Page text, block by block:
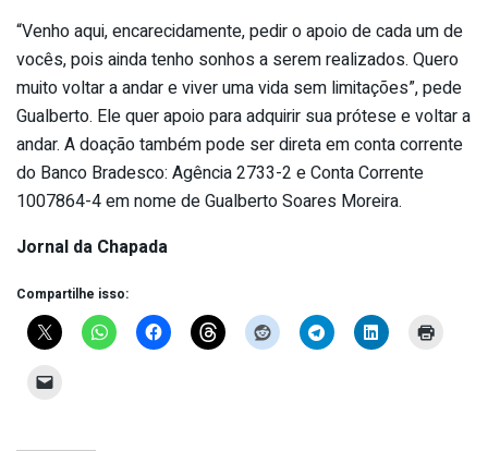
“Venho aqui, encarecidamente, pedir o apoio de cada um de
vocês, pois ainda tenho sonhos a serem realizados. Quero
muito voltar a andar e viver uma vida sem limitações”, pede
Gualberto. Ele quer apoio para adquirir sua prótese e voltar a
andar. A doação também pode ser direta em conta corrente
do Banco Bradesco: Agência 2733-2 e Conta Corrente
1007864-4 em nome de Gualberto Soares Moreira.
Jornal da Chapada
Compartilhe isso: